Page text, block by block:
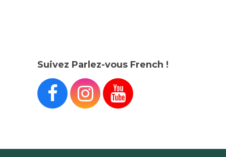
Suivez Parlez-vous French !
  